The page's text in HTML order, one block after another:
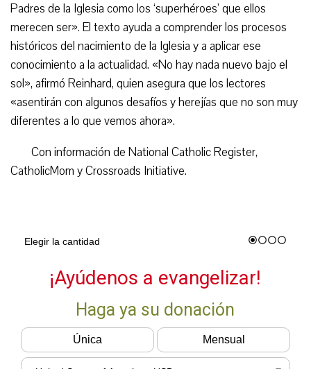
Padres de la Iglesia como los ‘superhéroes’ que ellos
merecen ser». El texto ayuda a comprender los procesos
históricos del nacimiento de la Iglesia y a aplicar ese
conocimiento a la actualidad. «No hay nada nuevo bajo el
sol», afirmó Reinhard, quien asegura que los lectores
«asentirán con algunos desafíos y herejías que no son muy
diferentes a lo que vemos ahora».
Con información de National Catholic Register,
CatholicMom y Crossroads Initiative.